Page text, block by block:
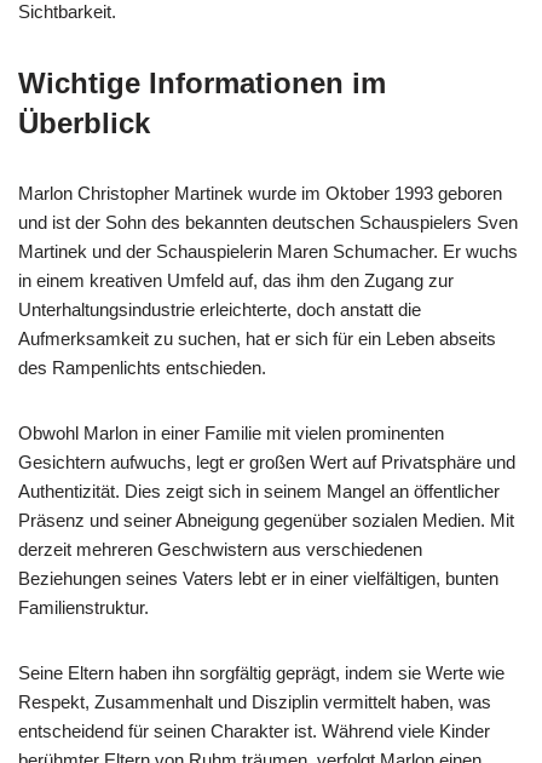
Sichtbarkeit.
Wichtige Informationen im
Überblick
Marlon Christopher Martinek wurde im Oktober 1993 geboren
und ist der Sohn des bekannten deutschen Schauspielers Sven
Martinek und der Schauspielerin Maren Schumacher. Er wuchs
in einem kreativen Umfeld auf, das ihm den Zugang zur
Unterhaltungsindustrie erleichterte, doch anstatt die
Aufmerksamkeit zu suchen, hat er sich für ein Leben abseits
des Rampenlichts entschieden.
Obwohl Marlon in einer Familie mit vielen prominenten
Gesichtern aufwuchs, legt er großen Wert auf Privatsphäre und
Authentizität. Dies zeigt sich in seinem Mangel an öffentlicher
Präsenz und seiner Abneigung gegenüber sozialen Medien. Mit
derzeit mehreren Geschwistern aus verschiedenen
Beziehungen seines Vaters lebt er in einer vielfältigen, bunten
Familienstruktur.
Seine Eltern haben ihn sorgfältig geprägt, indem sie Werte wie
Respekt, Zusammenhalt und Disziplin vermittelt haben, was
entscheidend für seinen Charakter ist. Während viele Kinder